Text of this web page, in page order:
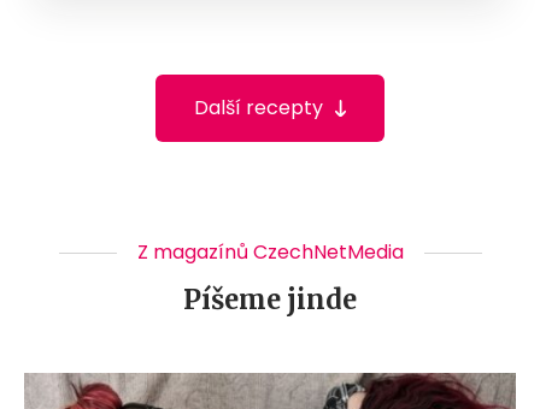
Další recepty
Z magazínů CzechNetMedia
Píšeme jinde